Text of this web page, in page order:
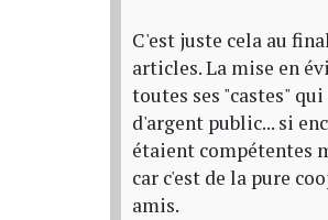
C'est juste cela au
articles. La mise en
toutes ses "castes"
d'argent public... si
étaient compétentes
car c'est de la pure
amis.